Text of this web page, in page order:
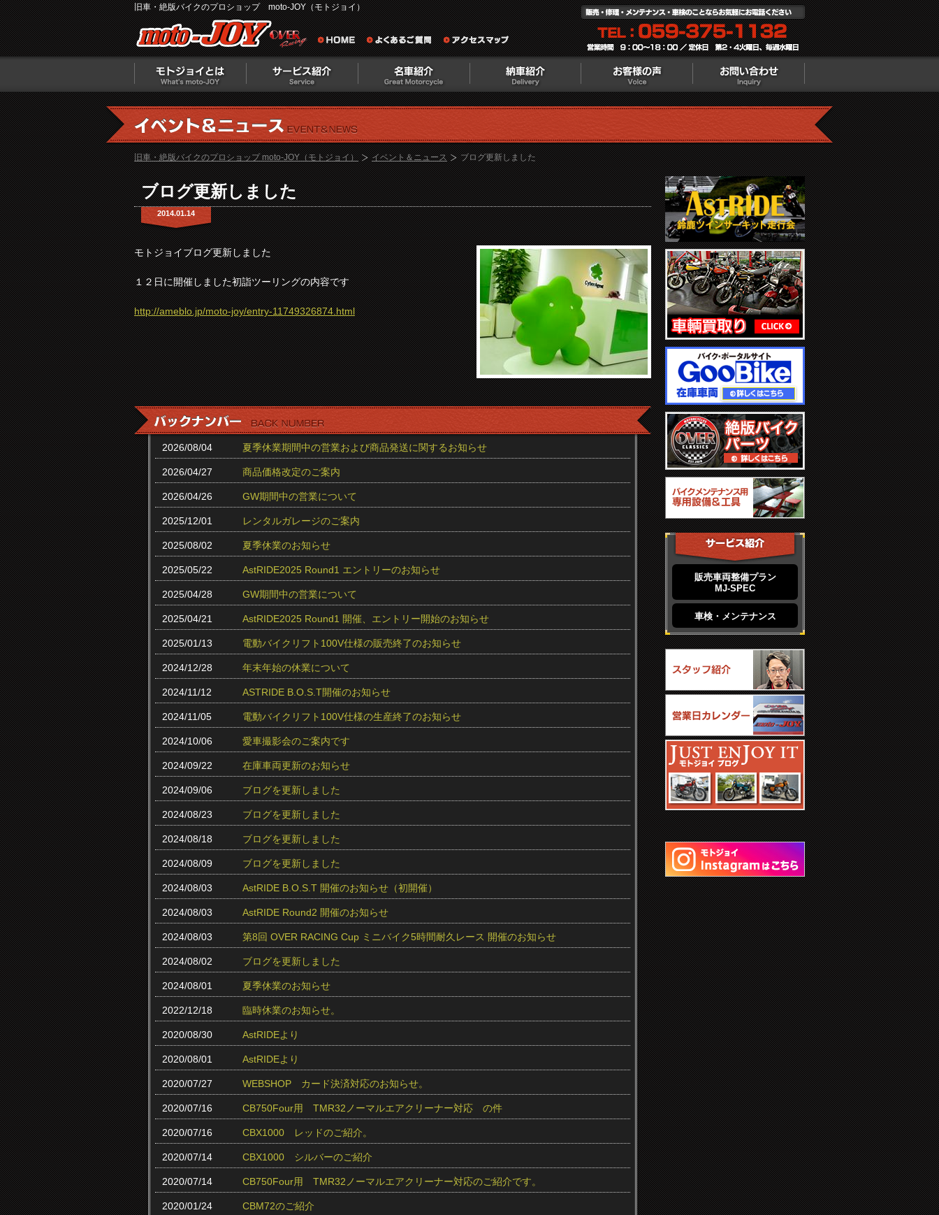
旧車・絶版バイクのプロショップ moto-JOY（モトジョイ）
旧車・絶版バイクのプロショップ moto-JOY（モトジョイ） イベント＆ニュース ブログ更新しました
ブログ更新しました
2014.01.14
モトジョイブログ更新しました
１２日に開催しました初詣ツーリングの内容です
http://ameblo.jp/moto-joy/entry-11749326874.html
2026/08/04 夏季休業期間中の営業および商品発送に関するお知らせ
2026/04/27 商品価格改定のご案内
2026/04/26 GW期間中の営業について
2025/12/01 レンタルガレージのご案内
2025/08/02 夏季休業のお知らせ
2025/05/22 AstRIDE2025 Round1 エントリーのお知らせ
2025/04/28 GW期間中の営業について
2025/04/21 AstRIDE2025 Round1 開催、エントリー開始のお知らせ
2025/01/13 電動バイクリフト100V仕様の販売終了のお知らせ
2024/12/28 年末年始の休業について
2024/11/12 ASTRIDE B.O.S.T開催のお知らせ
2024/11/05 電動バイクリフト100V仕様の生産終了のお知らせ
2024/10/06 愛車撮影会のご案内です
2024/09/22 在庫車両更新のお知らせ
2024/09/06 ブログを更新しました
2024/08/23 ブログを更新しました
2024/08/18 ブログを更新しました
2024/08/09 ブログを更新しました
2024/08/03 AstRIDE B.O.S.T 開催のお知らせ（初開催）
2024/08/03 AstRIDE Round2 開催のお知らせ
2024/08/03 第8回 OVER RACING Cup ミニバイク5時間耐久レース 開催のお知らせ
2024/08/02 ブログを更新しました
2024/08/01 夏季休業のお知らせ
2022/12/18 臨時休業のお知らせ。
2020/08/30 AstRIDEより
2020/08/01 AstRIDEより
2020/07/27 WEBSHOP カード決済対応のお知らせ。
2020/07/16 CB750Four用 TMR32ノーマルエアクリーナー対応 の件
2020/07/16 CBX1000 レッドのご紹介。
2020/07/14 CBX1000 シルバーのご紹介
2020/07/14 CB750Four用 TMR32ノーマルエアクリーナー対応のご紹介です。
2020/01/24 CBM72のご紹介
販売車両整備プラン
MJ-SPEC
車検・メンテナンス